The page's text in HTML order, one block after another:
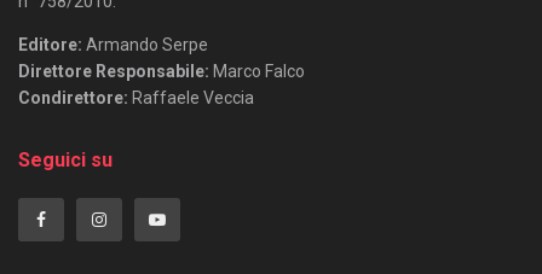
Editore: Armando Serpe
Direttore Responsabile: Marco Falco
Condirettore: Raffaele Veccia
Seguici su